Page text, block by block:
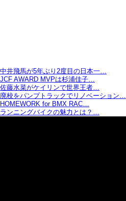
中井飛馬が5年ぶり2度目の日本一…
JCF AWARD MVPは杉浦佳子…
佐藤水菜がケイリンで世界王者…
廃校をパンプトラックでリノベーション…
HOMEWORK for BMX RAC…
ランニングバイクの魅力とは？…